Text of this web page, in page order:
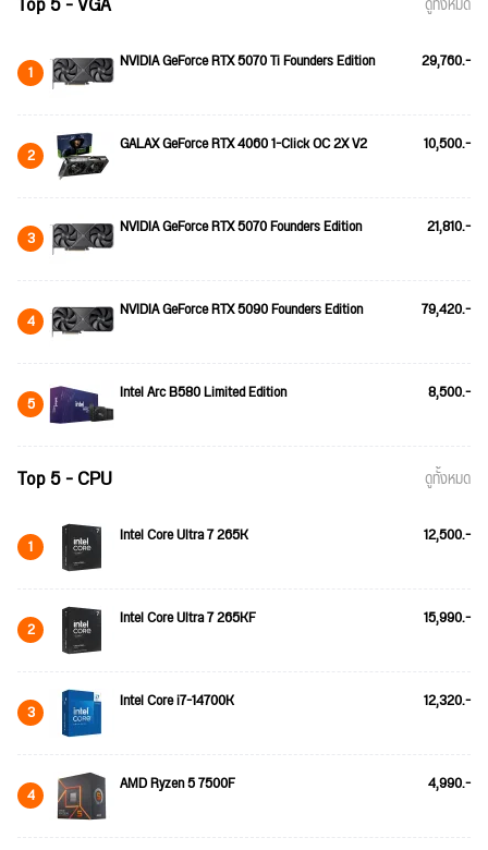
1 NVIDIA GeForce RTX 5070 Ti Founders Edition 29,760.-
2 GALAX GeForce RTX 4060 1-Click OC 2X V2 10,500.-
3 NVIDIA GeForce RTX 5070 Founders Edition 21,810.-
4 NVIDIA GeForce RTX 5090 Founders Edition 79,420.-
5 Intel Arc B580 Limited Edition 8,500.-
Top 5 - CPU ดูทั้งหมด
1 Intel Core Ultra 7 265K 12,500.-
2 Intel Core Ultra 7 265KF 15,990.-
3 Intel Core i7-14700K 12,320.-
4 AMD Ryzen 5 7500F 4,990.-